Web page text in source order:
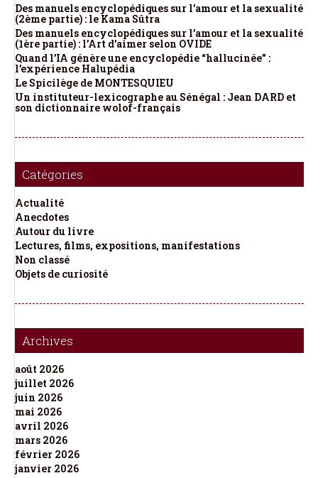
Des manuels encyclopédiques sur l’amour et la sexualité
(2ème partie) : le Kama Sûtra
Des manuels encyclopédiques sur l’amour et la sexualité
(1ère partie) : l’Art d’aimer selon OVIDE
Quand l’IA génère une encyclopédie “hallucinée” :
l’expérience Halupédia
Le Spicilège de MONTESQUIEU
Un instituteur-lexicographe au Sénégal : Jean DARD et
son dictionnaire wolof-français
Catégories
Actualité
Anecdotes
Autour du livre
Lectures, films, expositions, manifestations
Non classé
Objets de curiosité
Archives
août 2026
juillet 2026
juin 2026
mai 2026
avril 2026
mars 2026
février 2026
janvier 2026